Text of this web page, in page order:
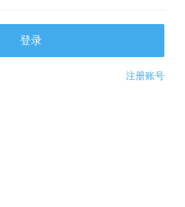
登录
注册账号